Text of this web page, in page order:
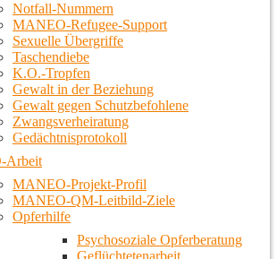
Notfall-Nummern
MANEO-Refugee-Support
Sexuelle Übergriffe
Taschendiebe
K.O.-Tropfen
Gewalt in der Beziehung
Gewalt gegen Schutzbefohlene
Zwangsverheiratung
Gedächtnisprotokoll
Arbeit
MANEO-Projekt-Profil
MANEO-QM-Leitbild-Ziele
Opferhilfe
Psychosoziale Opferberatung
Geflüchtetenarbeit